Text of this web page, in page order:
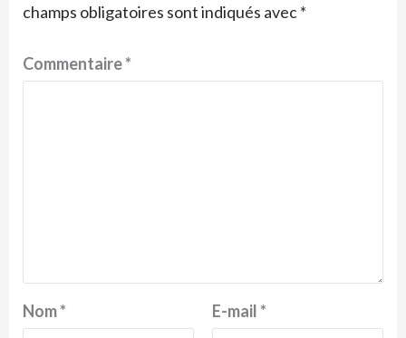
champs obligatoires sont indiqués avec*
Commentaire*
Nom* E-mail*